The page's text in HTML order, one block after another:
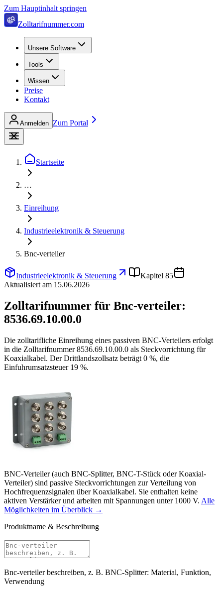
Zum Hauptinhalt springen
Zolltarifnummer.com
Unsere Software
Tools
Wissen
Preise
Kontakt
Anmelden Zum Portal
Startseite
…
Einreihung
Industrieelektronik & Steuerung
Bnc-verteiler
Industrieelektronik & Steuerung
Kapitel 85
Aktualisiert am 15.06.2026
Zolltarifnummer für Bnc-verteiler:
8536.69.10.00.0
Die zolltarifliche Einreihung eines passiven BNC-Verteilers erfolgt
in die Zolltarifnummer 8536.69.10.00.0 als Steckvorrichtung für
Koaxialkabel. Der Drittlandszollsatz beträgt 0 %, die
Einfuhrumsatzsteuer 19 %.
BNC-Verteiler (auch BNC-Splitter, BNC-T-Stück oder Koaxial-
Verteiler) sind passive Steckvorrichtungen zur Verteilung von
Hochfrequenzsignalen über Koaxialkabel. Sie enthalten keine
aktiven Verstärker und arbeiten mit Spannungen unter 1000 V. Alle
Möglichkeiten im Überblick →
Produktname & Beschreibung
Bnc-verteiler beschreiben, z. B. BNC-Splitter: Material, Funktion,
Verwendung